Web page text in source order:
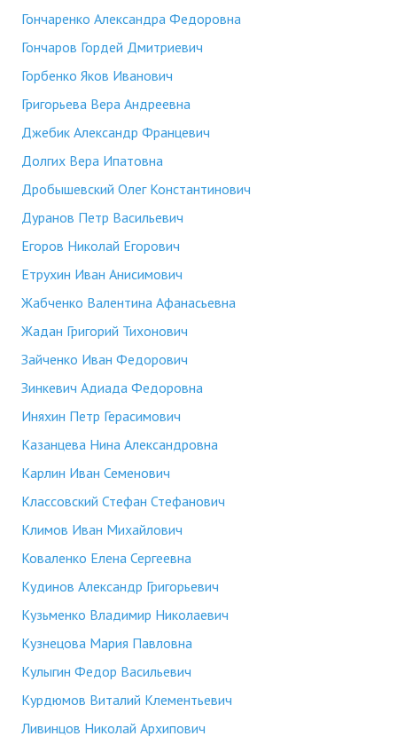
Гончаренко Александра Федоровна
Гончаров Гордей Дмитриевич
Горбенко Яков Иванович
Григорьева Вера Андреевна
Джебик Александр Францевич
Долгих Вера Ипатовна
Дробышевский Олег Константинович
Дуранов Петр Васильевич
Егоров Николай Егорович
Етрухин Иван Анисимович
Жабченко Валентина Афанасьевна
Жадан Григорий Тихонович
Зайченко Иван Федорович
Зинкевич Адиада Федоровна
Иняхин Петр Герасимович
Казанцева Нина Александровна
Карлин Иван Семенович
Классовский Стефан Стефанович
Климов Иван Михайлович
Коваленко Елена Сергеевна
Кудинов Александр Григорьевич
Кузьменко Владимир Николаевич
Кузнецова Мария Павловна
Кулыгин Федор Васильевич
Курдюмов Виталий Клементьевич
Ливинцов Николай Архипович